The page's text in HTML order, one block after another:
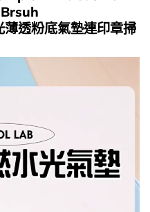
透粉底氣墊連印章掃